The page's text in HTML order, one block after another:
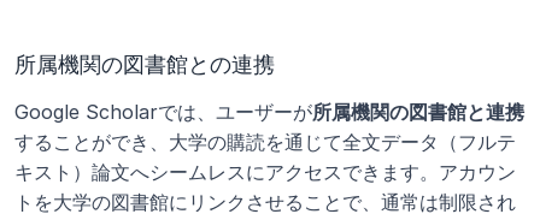
所属機関の図書館との連携
Google Scholarでは、ユーザーが所属機関の図書館と連携
することができ、大学の購読を通じて全文データ（フルテ
キスト）論文へシームレスにアクセスできます。アカウン
トを大学の図書館にリンクさせることで、通常は制限され